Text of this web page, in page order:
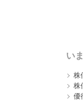
い
株
株
優